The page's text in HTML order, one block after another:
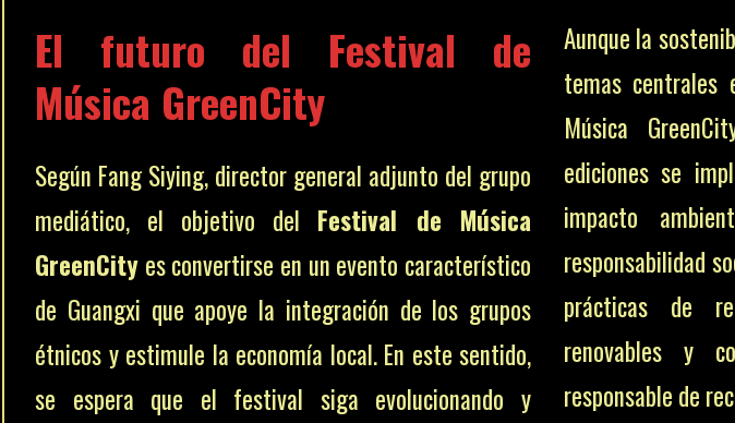
El futuro del Festival de
Música GreenCity
Según Fang Siying, director general adjunto del grupo
mediático, el objetivo del Festival de Música
GreenCity es convertirse en un evento característico
de Guangxi que apoye la integración de los grupos
étnicos y estimule la economía local. En este sentido,
se espera que el festival siga evolucionando y
Aunque la
temas centrales
Música
ediciones se
impacto
responsabilidad
prácticas de
renovables y
responsable de